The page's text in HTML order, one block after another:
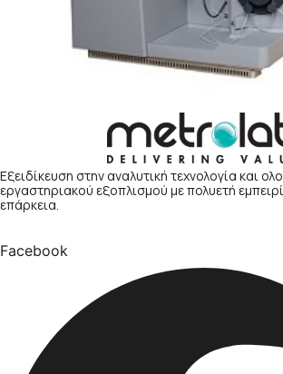
Εξειδίκευση στην αναλυτική τεχνολογία και
εργαστηριακού εξοπλισμού με πολυετή
επάρκεια.
Facebook